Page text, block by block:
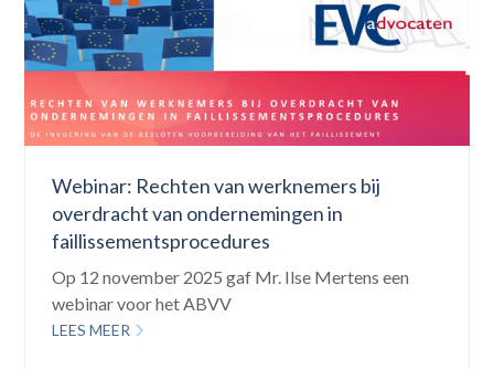
Webinar: Rechten van werknemers bij
overdracht van ondernemingen in
faillissementsprocedures
Op 12 november 2025 gaf Mr. Ilse Mertens een
webinar voor het ABVV
LEES MEER